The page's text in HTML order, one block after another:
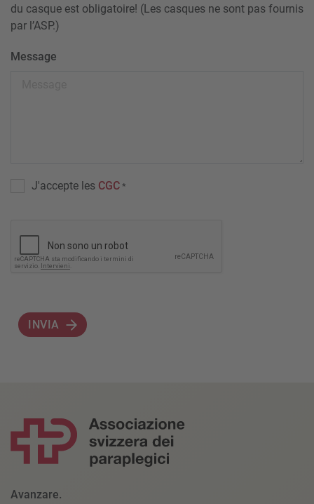
du casque est obligatoire! (Les casques ne sont pas fournis
par l’ASP.)
Message
J'accepte les CGC *
INVIA
Avanzare.